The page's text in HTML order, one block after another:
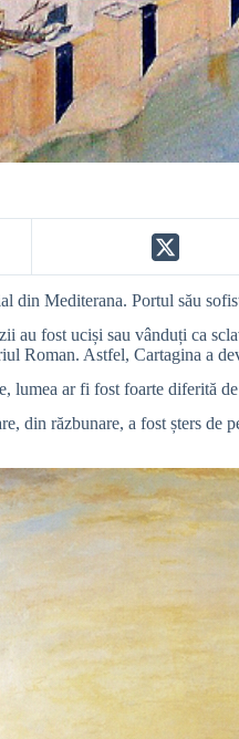
Mediterana. Portul său
au fost uciși sau vânduți ca
Astfel, Cartagina a
ar fi fost foarte diferită
din răzbunare, a fost șters